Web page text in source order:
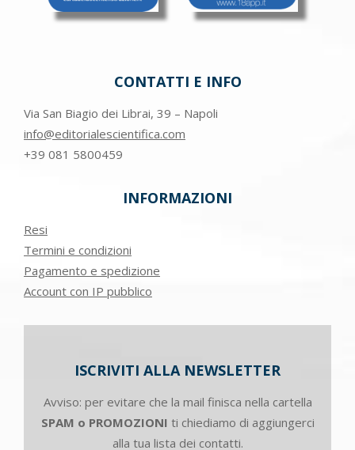
CONTATTI E INFO
Via San Biagio dei Librai, 39 – Napoli
info@editorialescientifica.com
+39 081 5800459
INFORMAZIONI
Resi
Termini e condizioni
Pagamento e spedizione
Account con IP pubblico
ISCRIVITI ALLA NEWSLETTER
Avviso: per evitare che la mail finisca nella cartella
SPAM o PROMOZIONI ti chiediamo di aggiungerci
alla tua lista dei contatti.